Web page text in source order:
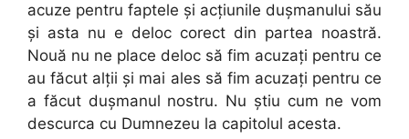
acuze pentru faptele şi acţiunile duşmanului său
şi asta nu e deloc corect din partea noastră.
Nouă nu ne place deloc să fim acuzaţi pentru ce
au făcut alţii şi mai ales să fim acuzaţi pentru ce
a făcut duşmanul nostru. Nu ştiu cum ne vom
descurca cu Dumnezeu la capitolul acesta.